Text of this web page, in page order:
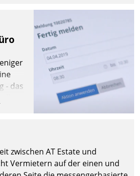
einen eigenen Kanal
- das
zwischen AT Estate und
Vermietern auf der einen und